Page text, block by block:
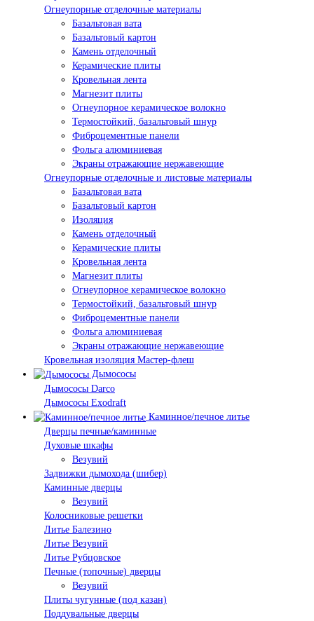
Огнеупорные отделочные материалы
Базальтовая вата
Базальтовый картон
Камень отделочный
Керамические плиты
Кровельная лента
Магнезит плиты
Огнеупорное керамическое волокно
Термостойкий, базальтовый шнур
Фиброцементные панели
Фольга алюминиевая
Экраны отражающие нержавеющие
Огнеупорные отделочные и листовые материалы
Базальтовая вата
Базальтовый картон
Изоляция
Камень отделочный
Керамические плиты
Кровельная лента
Магнезит плиты
Огнеупорное керамическое волокно
Термостойкий, базальтовый шнур
Фиброцементные панели
Фольга алюминиевая
Экраны отражающие нержавеющие
Кровельная изоляция Мастер-флеш
Дымососы
Дымососы Darco
Дымососы Exodraft
Каминное/печное литье
Дверцы печные/каминные
Духовые шкафы
Везувий
Задвижки дымохода (шибер)
Каминные дверцы
Везувий
Колосниковые решетки
Литье Балезино
Литье Везувий
Литье Рубцовское
Печные (топочные) дверцы
Везувий
Плиты чугунные (под казан)
Поддувальные дверцы